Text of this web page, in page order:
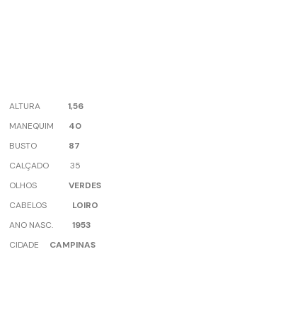
ALTURA 1,56
MANEQUIM
40
BUSTO 87
CALÇADO 35
OLHOS
VERDES
CABELOS
LOIRO
ANO NASC. 1953
CIDADE
CAMPINAS